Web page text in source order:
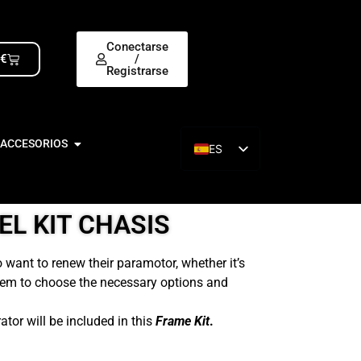
€
Conectarse
/
Registrarse
ES
KIT CHASIS
to renew their paramotor, whether it’s
to choose the necessary options and
will be included in this Frame Kit.